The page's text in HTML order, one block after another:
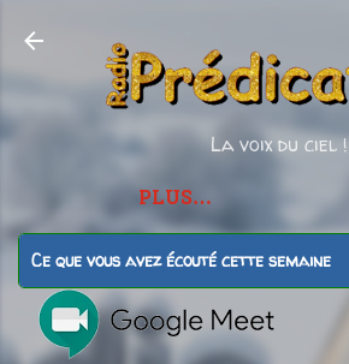
La voix du ciel !
PLUS…
Ce que vous avez écouté cette semaine